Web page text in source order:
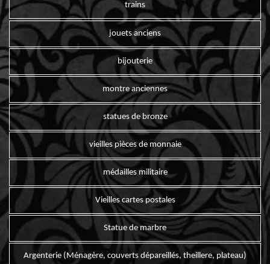
trains
jouets anciens
bijouterie
montre anciennes
statues de bronze
vieilles pièces de monnaie
médailles militaire
Vieilles cartes postales
Statue de marbre
Argenterie (Ménagère, couverts dépareillés, theillere, plateau)